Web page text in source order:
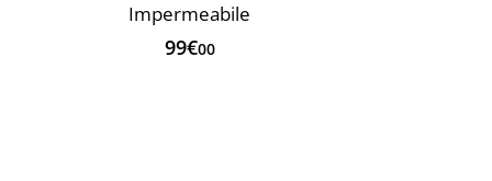
Impermeabile
99€00